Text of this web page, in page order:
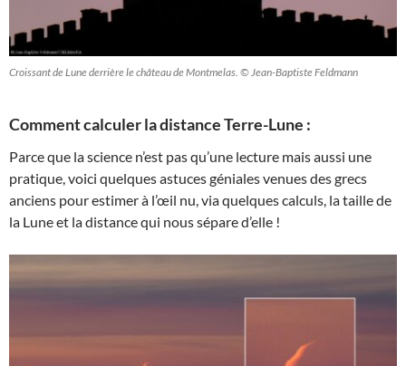
Croissant de Lune derrière le château de Montmelas. © Jean-Baptiste Feldmann
Comment calculer la distance Terre-Lune :
Parce que la science n’est pas qu’une lecture mais aussi une
pratique, voici quelques astuces géniales venues des grecs
anciens pour estimer à l’œil nu, via quelques calculs, la taille de
la Lune et la distance qui nous sépare d’elle !